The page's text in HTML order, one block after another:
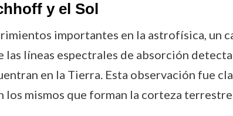
y el Sol
importantes en la astrofísica, un
líneas espectrales de absorción
en la Tierra. Esta observación fue
los mismos que forman la corteza